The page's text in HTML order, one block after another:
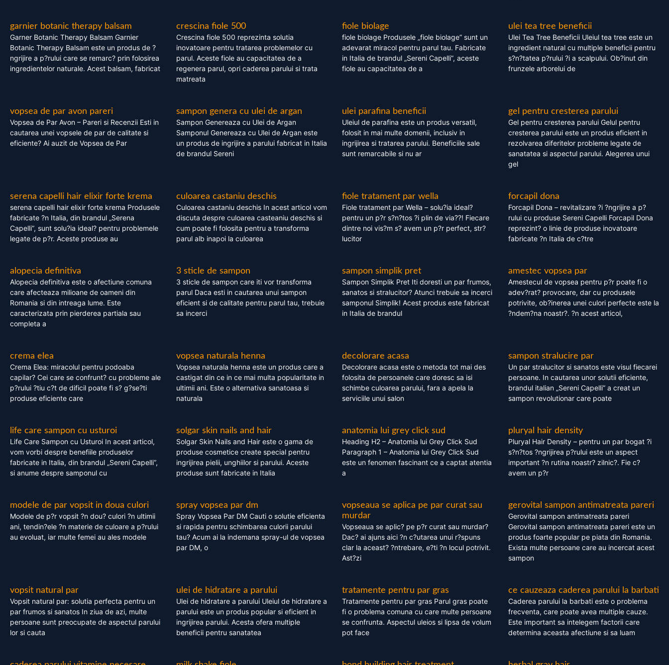
garnier botanic therapy balsam
Garner Botanic Therapy Balsam Garnier
Botanic Therapy Balsam este un produs de ?
ngrijire a p?rului care se remarc? prin folosirea
ingredientelor naturale. Acest balsam, fabricat
crescina fiole 500
Crescina fiole 500 reprezinta solutia
inovatoare pentru tratarea problemelor cu
parul. Aceste fiole au capacitatea de a
regenera parul, opri caderea parului si trata
matreata
fiole biolage
fiole biolage Produsele „fiole biolage” sunt un
adevarat miracol pentru parul tau. Fabricate
in Italia de brandul „Sereni Capelli”, aceste
fiole au capacitatea de a
ulei tea tree beneficii
Ulei Tea Tree Beneficii Uleiul tea tree este un
ingredient natural cu multiple beneficii pentru
s?n?tatea p?rului ?i a scalpului. Ob?inut din
frunzele arborelui de
vopsea de par avon pareri
Vopsea de Par Avon – Pareri si Recenzii Esti in
cautarea unei vopsele de par de calitate si
eficiente? Ai auzit de Vopsea de Par
sampon genera cu ulei de argan
Sampon Genereaza cu Ulei de Argan
Samponul Genereaza cu Ulei de Argan este
un produs de ingrijire a parului fabricat in Italia
de brandul Sereni
ulei parafina beneficii
Uleiul de parafina este un produs versatil,
folosit in mai multe domenii, inclusiv in
ingrijirea si tratarea parului. Beneficiile sale
sunt remarcabile si nu ar
gel pentru cresterea parului
Gel pentru cresterea parului Gelul pentru
cresterea parului este un produs eficient in
rezolvarea diferitelor probleme legate de
sanatatea si aspectul parului. Alegerea unui
gel
serena capelli hair elixir forte krema
serena capelli hair elixir forte krema Produsele
fabricate ?n Italia, din brandul „Serena
Capelli”, sunt solu?ia ideal? pentru problemele
legate de p?r. Aceste produse au
culoarea castaniu deschis
Culoarea castaniu deschis In acest articol vom
discuta despre culoarea casteaniu deschis si
cum poate fi folosita pentru a transforma
parul alb inapoi la culoarea
fiole tratament par wella
Fiole tratament par Wella – solu?ia ideal?
pentru un p?r s?n?tos ?i plin de via??! Fiecare
dintre noi vis?m s? avem un p?r perfect, str?
lucitor
forcapil dona
Forcapil Dona – revitalizare ?i ?ngrijire a p?
rului cu produse Sereni Capelli Forcapil Dona
reprezint? o linie de produse inovatoare
fabricate ?n Italia de c?tre
alopecia definitiva
Alopecia definitiva este o afectiune comuna
care afecteaza milioane de oameni din
Romania si din intreaga lume. Este
caracterizata prin pierderea partiala sau
completa a
3 sticle de sampon
3 sticle de sampon care iti vor transforma
parul Daca esti in cautarea unui sampon
eficient si de calitate pentru parul tau, trebuie
sa incerci
sampon simplik pret
Sampon Simplik Pret Iti doresti un par frumos,
sanatos si stralucitor? Atunci trebuie sa incerci
samponul Simplik! Acest produs este fabricat
in Italia de brandul
amestec vopsea par
Amestecul de vopsea pentru p?r poate fi o
adev?rat? provocare, dar cu produsele
potrivite, ob?inerea unei culori perfecte este la
?ndem?na noastr?. ?n acest articol,
crema elea
Crema Elea: miracolul pentru podoaba
capilar? Cei care se confrunt? cu probleme ale
p?rului ?tiu c?t de dificil poate fi s? g?se?ti
produse eficiente care
vopsea naturala henna
Vopsea naturala henna este un produs care a
castigat din ce in ce mai multa popularitate in
ultimii ani. Este o alternativa sanatoasa si
naturala
decolorare acasa
Decolorare acasa este o metoda tot mai des
folosita de persoanele care doresc sa isi
schimbe culoarea parului, fara a apela la
serviciile unui salon
sampon stralucire par
Un par stralucitor si sanatos este visul fiecarei
persoane. In cautarea unor solutii eficiente,
brandul italian „Sereni Capelli” a creat un
sampon revolutionar care poate
life care sampon cu usturoi
Life Care Sampon cu Usturoi In acest articol,
vom vorbi despre benefiile produselor
fabricate in Italia, din brandul „Sereni Capelli”,
si anume despre samponul cu
solgar skin nails and hair
Solgar Skin Nails and Hair este o gama de
produse cosmetice create special pentru
ingrijirea pielii, unghiilor si parului. Aceste
produse sunt fabricate in Italia
anatomia lui grey click sud
Heading H2 – Anatomia lui Grey Click Sud
Paragraph 1 – Anatomia lui Grey Click Sud
este un fenomen fascinant ce a captat atentia
a
pluryal hair density
Pluryal Hair Density – pentru un par bogat ?i
s?n?tos ?ngrijirea p?rului este un aspect
important ?n rutina noastr? zilnic?. Fie c?
avem un p?r
modele de par vopsit in doua culori
Modele de p?r vopsit ?n dou? culori ?n ultimii
ani, tendin?ele ?n materie de culoare a p?rului
au evoluat, iar multe femei au ales modele
spray vopsea par dm
Spray Vopsea Par DM Cauti o solutie eficienta
si rapida pentru schimbarea culorii parului
tau? Acum ai la indemana spray-ul de vopsea
par DM, o
vopseaua se aplica pe par curat sau
murdar
Vopseaua se aplic? pe p?r curat sau murdar?
Dac? ai ajuns aici ?n c?utarea unui r?spuns
clar la aceast? ?ntrebare, e?ti ?n locul potrivit.
Ast?zi
gerovital sampon antimatreata pareri
Gerovital sampon antimatreata pareri
Gerovital sampon antimatreata pareri este un
produs foarte popular pe piata din Romania.
Exista multe persoane care au incercat acest
sampon
vopsit natural par
Vopsit natural par: solutia perfecta pentru un
par frumos si sanatos In ziua de azi, multe
persoane sunt preocupate de aspectul parului
lor si cauta
ulei de hidratare a parului
Ulei de hidratare a parului Uleiul de hidratare a
parului este un produs popular si eficient in
ingrijirea parului. Acesta ofera multiple
beneficii pentru sanatatea
tratamente pentru par gras
Tratamente pentru par gras Parul gras poate
fi o problema comuna cu care multe persoane
se confrunta. Aspectul uleios si lipsa de volum
pot face
ce cauzeaza caderea parului la barbati
Caderea parului la barbati este o problema
frecventa, care poate avea multiple cauze.
Este important sa intelegem factorii care
determina aceasta afectiune si sa luam